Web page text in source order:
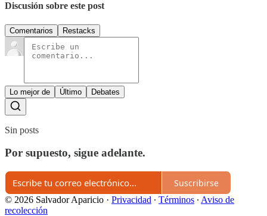
Discusión sobre este post
Comentarios Restacks
Lo mejor de Último Debates
Sin posts
Por supuesto, sigue adelante.
Suscribirse
© 2026 Salvador Aparicio · Privacidad ∙ Términos ∙ Aviso de
recolección